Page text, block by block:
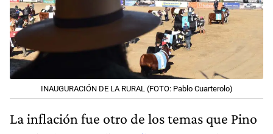
INAUGURACIÓN DE LA RURAL (FOTO: Pablo Cuarterolo)
La inflación fue otro de los temas que Pino